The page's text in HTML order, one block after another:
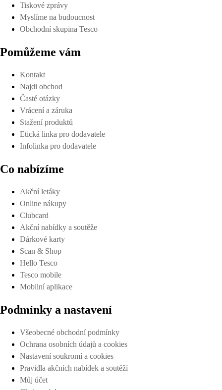
Tiskové zprávy
Myslíme na budoucnost
Obchodní skupina Tesco
Pomůžeme vám
Kontakt
Najdi obchod
Časté otázky
Vrácení a záruka
Stažení produktů
Etická linka pro dodavatele
Infolinka pro dodavatele
Co nabízíme
Akční letáky
Online nákupy
Clubcard
Akční nabídky a soutěže
Dárkové karty
Scan & Shop
Hello Tesco
Tesco mobile
Mobilní aplikace
Podmínky a nastavení
Všeobecné obchodní podmínky
Ochrana osobních údajů a cookies
Nastavení soukromí a cookies
Pravidla akčních nabídek a soutěží
Můj účet